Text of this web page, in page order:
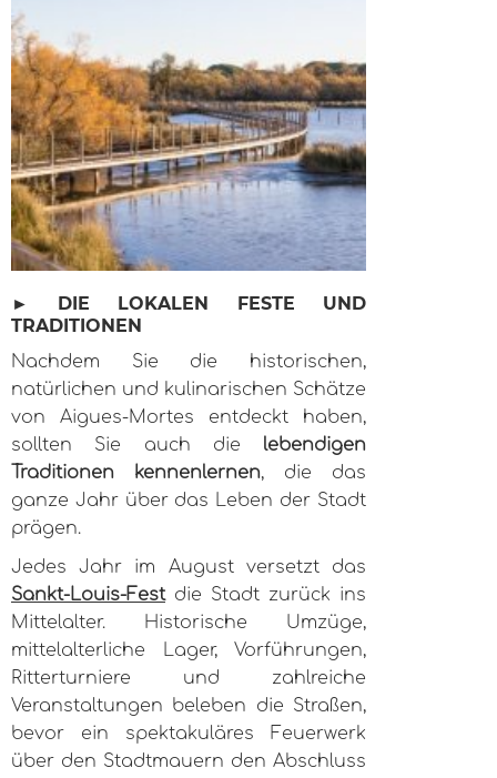
► DIE LOKALEN FESTE UND
TRADITIONEN
Nachdem Sie die historischen,
natürlichen und kulinarischen Schätze
von Aigues-Mortes entdeckt haben,
sollten Sie auch die lebendigen
Traditionen kennenlernen, die das
ganze Jahr über das Leben der Stadt
prägen.
Jedes Jahr im August versetzt das
Sankt-Louis-Festdie Stadt zurück ins
Mittelalter. Historische Umzüge,
mittelalterliche Lager, Vorführungen,
Ritterturniere und zahlreiche
Veranstaltungen beleben die Straßen,
bevor ein spektakuläres Feuerwerk
über den Stadtmauern den Abschluss